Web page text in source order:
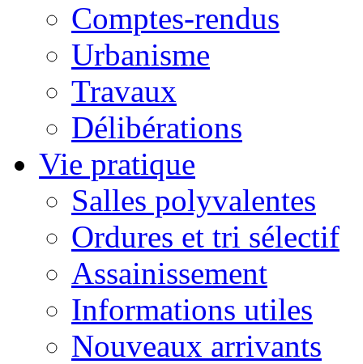
Comptes-rendus
Urbanisme
Travaux
Délibérations
Vie pratique
Salles polyvalentes
Ordures et tri sélectif
Assainissement
Informations utiles
Nouveaux arrivants